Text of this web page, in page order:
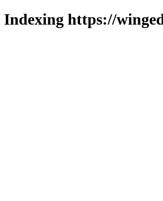
Indexing https://